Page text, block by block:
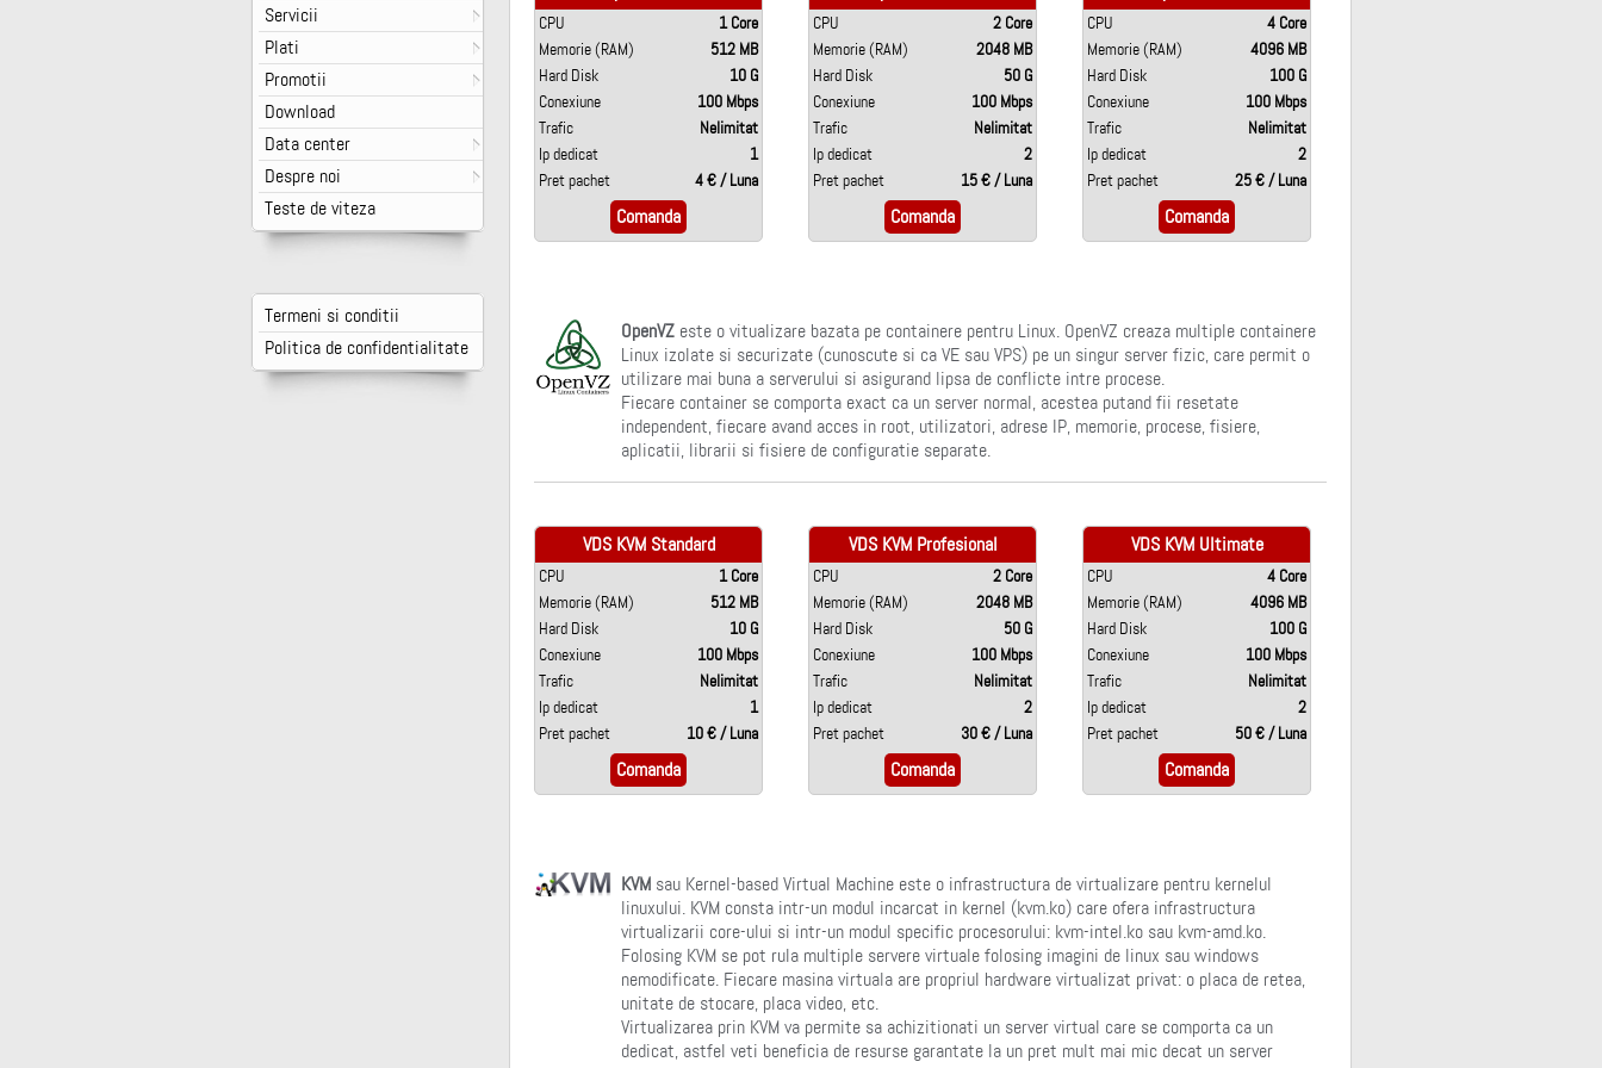
CPU
1 Core
Memorie (RAM)
512 MB
Hard Disk
10 G
Conexiune
100 Mbps
Trafic
Nelimitat
Ip dedicat
1
Pret pachet
4 € / Luna
Comanda
CPU
2 Core
Memorie (RAM)
2048 MB
Hard Disk
50 G
Conexiune
100 Mbps
Trafic
Nelimitat
Ip dedicat
2
Pret pachet
15 € / Luna
Comanda
CPU
4 Core
Memorie (RAM)
4096 MB
Hard Disk
100 G
Conexiune
100 Mbps
Trafic
Nelimitat
Ip dedicat
2
Pret pachet
25 € / Luna
Comanda
OpenVZ este o vitualizare bazata pe containere pentru Linux. OpenVZ creaza multiple containere
Linux izolate si securizate (cunoscute si ca VE sau VPS) pe un singur server fizic, care permit o
utilizare mai buna a serverului si asigurand lipsa de conflicte intre procese.
Fiecare container se comporta exact ca un server normal, acestea putand fii resetate
independent, fiecare avand acces in root, utilizatori, adrese IP, memorie, procese, fisiere,
aplicatii, librarii si fisiere de configuratie separate.
VDS KVM Standard
CPU
1 Core
Memorie (RAM)
512 MB
Hard Disk
10 G
Conexiune
100 Mbps
Trafic
Nelimitat
Ip dedicat
1
Pret pachet
10 € / Luna
Comanda
VDS KVM Profesional
CPU
2 Core
Memorie (RAM)
2048 MB
Hard Disk
50 G
Conexiune
100 Mbps
Trafic
Nelimitat
Ip dedicat
2
Pret pachet
30 € / Luna
Comanda
VDS KVM Ultimate
CPU
4 Core
Memorie (RAM)
4096 MB
Hard Disk
100 G
Conexiune
100 Mbps
Trafic
Nelimitat
Ip dedicat
2
Pret pachet
50 € / Luna
Comanda
KVM sau Kernel-based Virtual Machine este o infrastructura de virtualizare pentru kernelul
linuxului. KVM consta intr-un modul incarcat in kernel (kvm.ko) care ofera infrastructura
virtualizarii core-ului si intr-un modul specific procesorului: kvm-intel.ko sau kvm-amd.ko.
Folosing KVM se pot rula multiple servere virtuale folosing imagini de linux sau windows
nemodificate. Fiecare masina virtuala are propriul hardware virtualizat privat: o placa de retea,
unitate de stocare, placa video, etc.
Virtualizarea prin KVM va permite sa achizitionati un server virtual care se comporta ca un
dedicat, astfel veti beneficia de resurse garantate la un pret mult mai mic decat un server
Servicii
Plati
Promotii
Download
Data center
Despre noi
Teste de viteza
Termeni si conditii
Politica de confidentialitate